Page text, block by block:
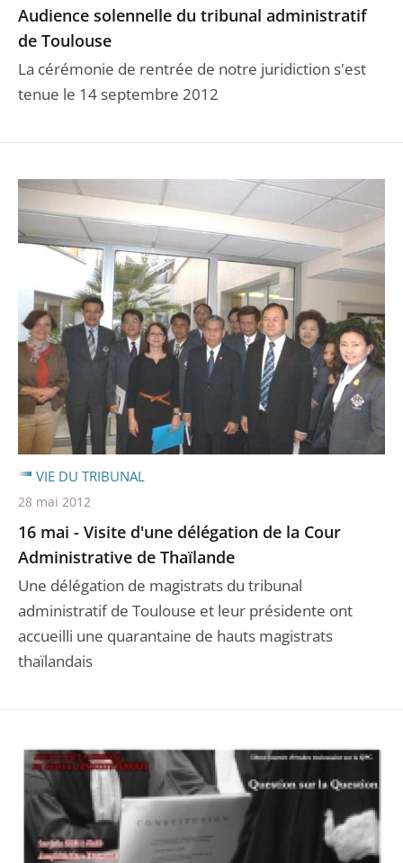
Audience solennelle du tribunal administratif
de Toulouse
La cérémonie de rentrée de notre juridiction s'est
tenue le 14 septembre 2012
16 mai - Visite d'une délégation de la Cour
Administrative de Thaïlande
Une délégation de magistrats du tribunal
administratif de Toulouse et leur présidente ont
accueilli une quarantaine de hauts magistrats
thaïlandais
VIE DU TRIBUNAL
28 mai 2012